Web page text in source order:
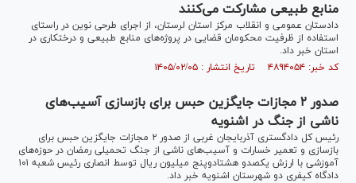
منابع طبیعی مشارکت می‌کنند
دادستان عمومی و انقلاب مرکز استان لرستان، از اجرای طرحی نوین در راستای
استفاده از ظرفیت محکومان قضایی در پروژه‌های منابع طبیعی و درختکاری در
استان خبر داد.
کد خبر: ۴۸۹۴۰۵۴ تاریخ انتشار : ۱۴۰۵/۰۲/۰۵
صدور ۲ مجازات جایگزین حبس برای بازسازی آسیب‌های
ناشی از جنگ در اشنویه
رئیس کل دادگستری آذربایجان غربی از صدور ۲ مجازات جایگزین حبس برای
بازسازی و تعمیر خسارات و آسیب‌های ناشی از جنگ تحمیلی رمضان در حوزه‌های
آموزشی با ارزش یکصدو هشتادوپنج میلیون ریال توسط انصاری رئیس شعبه ۱۰۱
دادگاه کیفری دو شهرستان اشنویه خبر داد.